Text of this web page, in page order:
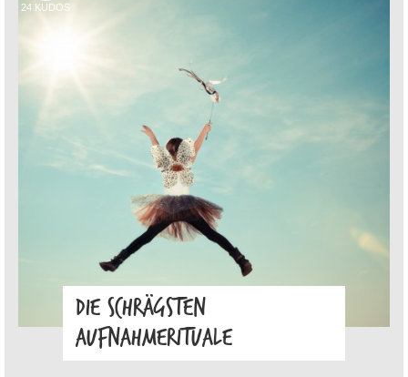
24 KUDOS
DIE SCHRÄGSTEN
AUFNAHMERITUALE